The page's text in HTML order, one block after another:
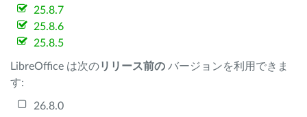
25.8.7
25.8.6
25.8.5
LibreOffice は次のリリース前の バージョンを利用できま
す:
26.8.0